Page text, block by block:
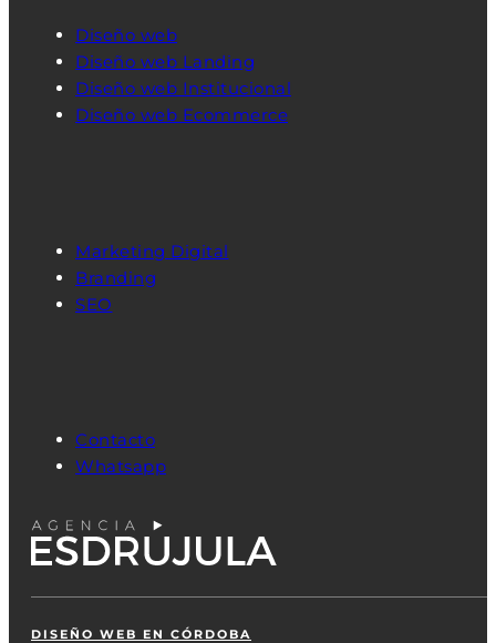
Diseño web
Diseño web Landing
Diseño web Institucional
Diseño web Ecommerce
Marketing Digital
Branding
SEO
Contacto
Whatsapp
DISEÑO WEB EN CÓRDOBA